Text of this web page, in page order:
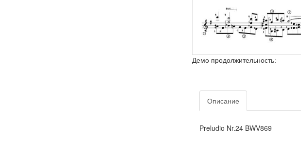
Демо продолжительность:
Описание
Preludio Nr.24 BWV869